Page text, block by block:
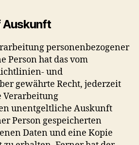
Auskunft
personenbezogener
Person hat das vom
und
gewährte Recht, jederzeit
Verarbeitung
unentgeltliche Auskunft
Person gespeicherten
Daten und eine Kopie